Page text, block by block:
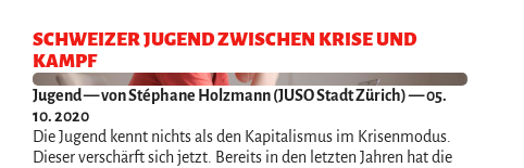
SCHWEIZER JUGEND ZWISCHEN KRISE UND
KAMPF
Jugend— von Stéphane Holzmann (JUSO Stadt Zürich) — 05.
10. 2020
Die Jugend kennt nichts als den Kapitalismus im Krisenmodus.
Dieser verschärft sich jetzt. Bereits in den letzten Jahren hat die